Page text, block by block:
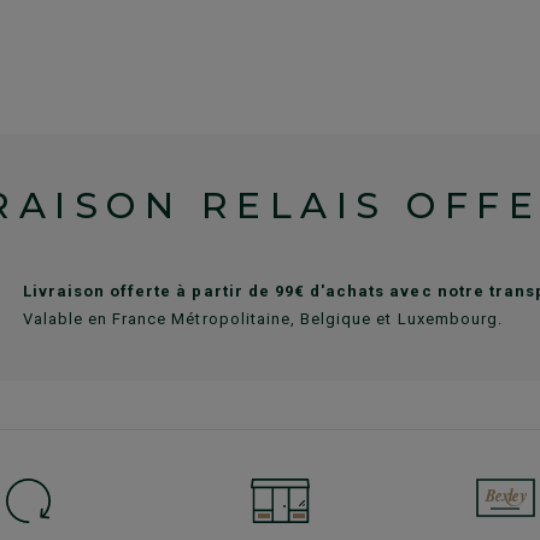
RELAIS
Livraison offerte à partir de 99€ d'achats avec notre
Valable en France Métropolitaine, Belgique et Luxembourg.